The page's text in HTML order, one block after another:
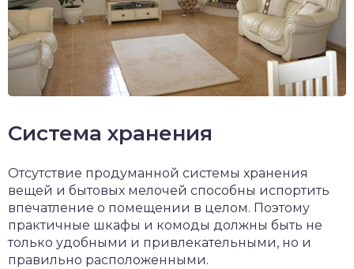
Система хранения
Отсутствие продуманной системы хранения
вещей и бытовых мелочей способны испортить
впечатление о помещении в целом. Поэтому
практичные шкафы и комоды должны быть не
только удобными и привлекательными, но и
правильно расположенными.